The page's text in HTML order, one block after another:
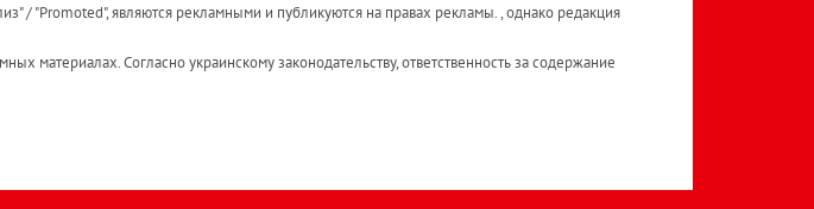
/ "Promoted", являются рекламными и публикуются на правах рекламы. , однако редакция
материалах. Согласно украинскому законодательству, ответственность за содержание